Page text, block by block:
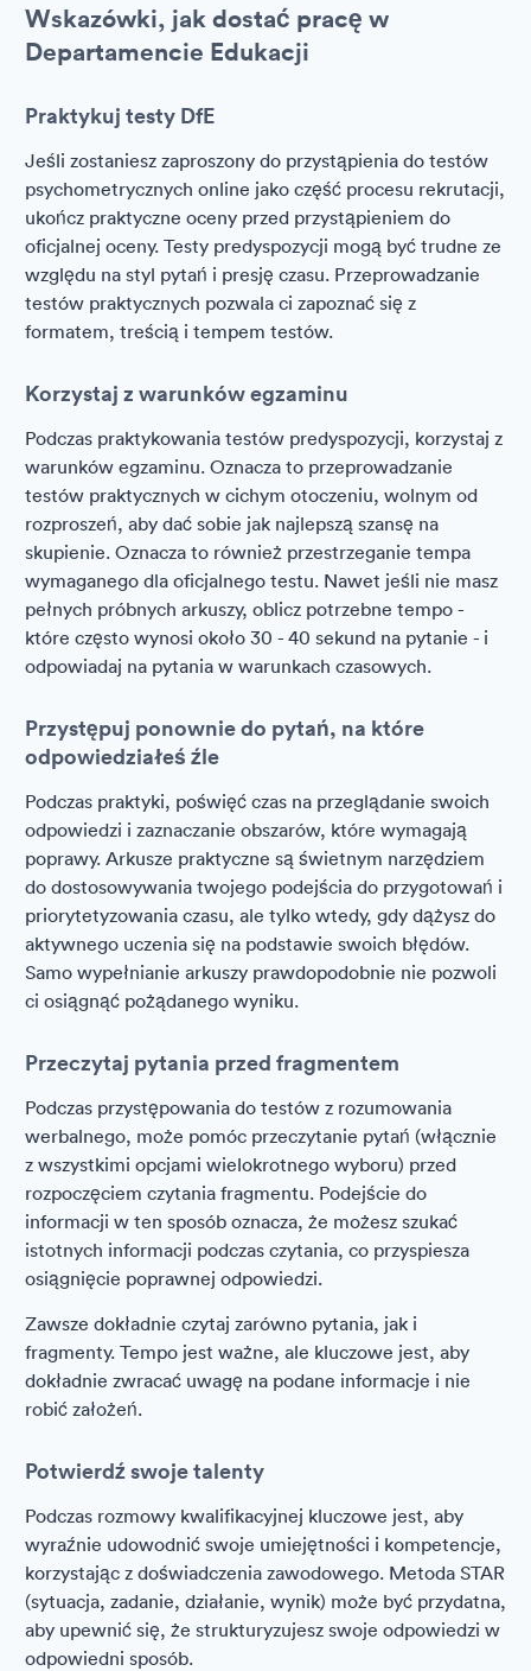
Wskazówki, jak dostać pracę w
Departamencie Edukacji
Praktykuj testy DfE
Jeśli zostaniesz zaproszony do przystąpienia do testów
psychometrycznych online jako część procesu rekrutacji,
ukończ praktyczne oceny przed przystąpieniem do
oficjalnej oceny. Testy predyspozycji mogą być trudne ze
względu na styl pytań i presję czasu. Przeprowadzanie
testów praktycznych pozwala ci zapoznać się z
formatem, treścią i tempem testów.
Korzystaj z warunków egzaminu
Podczas praktykowania testów predyspozycji, korzystaj z
warunków egzaminu. Oznacza to przeprowadzanie
testów praktycznych w cichym otoczeniu, wolnym od
rozproszeń, aby dać sobie jak najlepszą szansę na
skupienie. Oznacza to również przestrzeganie tempa
wymaganego dla oficjalnego testu. Nawet jeśli nie masz
pełnych próbnych arkuszy, oblicz potrzebne tempo -
które często wynosi około 30 - 40 sekund na pytanie - i
odpowiadaj na pytania w warunkach czasowych.
Przystępuj ponownie do pytań, na które
odpowiedziałeś źle
Podczas praktyki, poświęć czas na przeglądanie swoich
odpowiedzi i zaznaczanie obszarów, które wymagają
poprawy. Arkusze praktyczne są świetnym narzędziem
do dostosowywania twojego podejścia do przygotowań i
priorytetyzowania czasu, ale tylko wtedy, gdy dążysz do
aktywnego uczenia się na podstawie swoich błędów.
Samo wypełnianie arkuszy prawdopodobnie nie pozwoli
ci osiągnąć pożądanego wyniku.
Przeczytaj pytania przed fragmentem
Podczas przystępowania do testów z rozumowania
werbalnego, może pomóc przeczytanie pytań (włącznie
z wszystkimi opcjami wielokrotnego wyboru) przed
rozpoczęciem czytania fragmentu. Podejście do
informacji w ten sposób oznacza, że możesz szukać
istotnych informacji podczas czytania, co przyspiesza
osiągnięcie poprawnej odpowiedzi.
Zawsze dokładnie czytaj zarówno pytania, jak i
fragmenty. Tempo jest ważne, ale kluczowe jest, aby
dokładnie zwracać uwagę na podane informacje i nie
robić założeń.
Potwierdź swoje talenty
Podczas rozmowy kwalifikacyjnej kluczowe jest, aby
wyraźnie udowodnić swoje umiejętności i kompetencje,
korzystając z doświadczenia zawodowego. Metoda STAR
(sytuacja, zadanie, działanie, wynik) może być przydatna,
aby upewnić się, że strukturyzujesz swoje odpowiedzi w
odpowiedni sposób.